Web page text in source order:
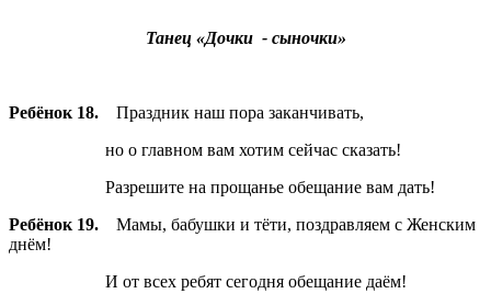
Танец «Дочки - сыночки»
Ребёнок 18.
Праздник наш пора заканчивать,
но о главном вам хотим сейчас сказать!
Разрешите на прощанье обещание вам дать!
Ребёнок 19. Мамы, бабушки и тёти, поздравляем с Женским
днём!
И от всех ребят сегодня обещание даём!